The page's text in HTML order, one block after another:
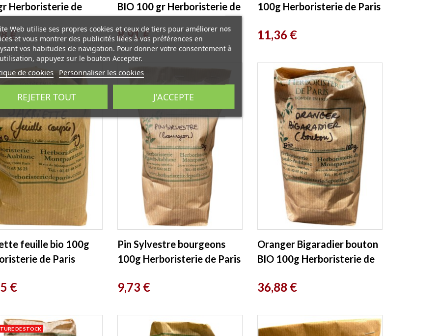
Herboristerie de
€
BIO 100 gr Herboristerie de
Prix
8,91 €
100g Herboristerie de Paris
Prix
11,36 €
feuille bio 100g
de Paris
€
Pin Sylvestre bourgeons
100g Herboristerie de Paris
Prix
9,73 €
Oranger Bigaradier bouton
BIO 100g Herboristerie de
Prix
36,88 €
DE STOCK
Web utilise ses propres cookies et ceux de tiers pour améliorer nos
et vous montrer des publicités liées à vos préférences en
vos habitudes de navigation. Pour donner votre consentement à
appuyez sur le bouton Accepter.
de cookies Personnaliser les cookies
REJETER TOUT J'ACCEPTE